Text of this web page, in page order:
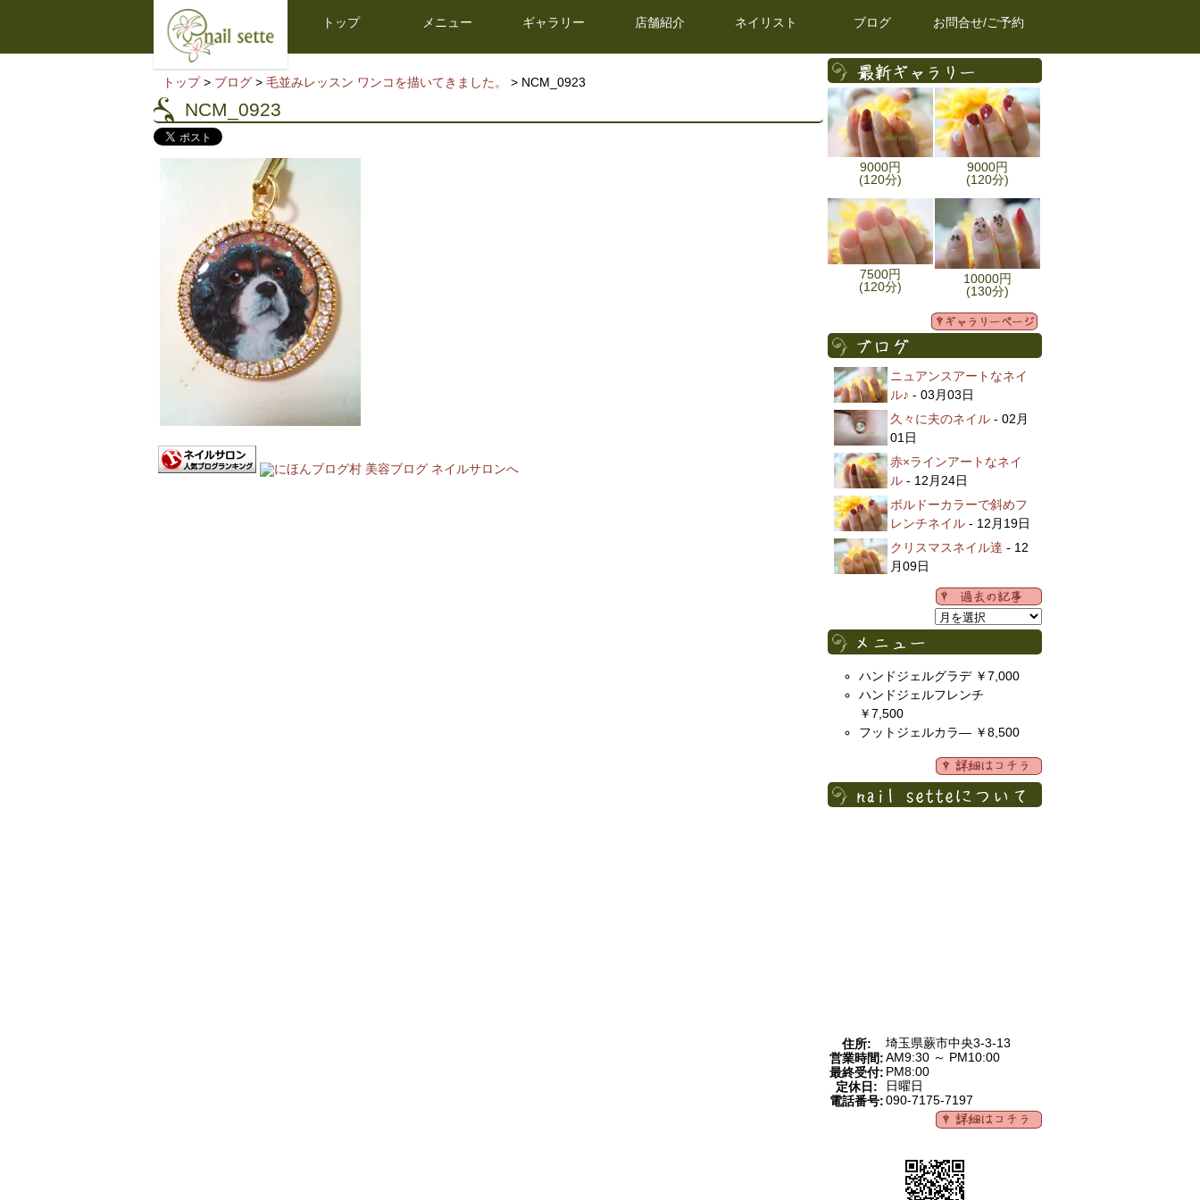
トップ メニュー ギャラリー 店舗紹介 ネイリスト ブログ お問合せ/ご予約
トップ> ブログ > 毛並みレッスン ワンコを描いてきました。 > NCM_0923
NCM_0923
9000円
(120分)
9000円
(120分)
7500円
(120分)
10000円
(130分)
ニュアンスアートなネイ
ル♪ - 03月03日
久々に夫のネイル - 02月
01日
赤×ラインアートなネイ
ル - 12月24日
ボルドーカラーで斜めフ
レンチネイル - 12月19日
クリスマスネイル達 - 12
月09日
ハンドジェルグラデ ￥7,000
ハンドジェルフレンチ
￥7,500
フットジェルカラ― ￥8,500
住所:
埼玉県蕨市中央3-3-13
営業時間:AM9:30 ～ PM10:00
最終受付: PM8:00
定休日:
日曜日
電話番号:090-7175-7197